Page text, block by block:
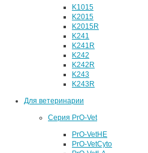
K1015
K2015
K2015R
K241
K241R
K242
K242R
K243
K243R
Для ветеринарии
Серия PrO-Vet
PrO-VetHE
PrO-VetCyto